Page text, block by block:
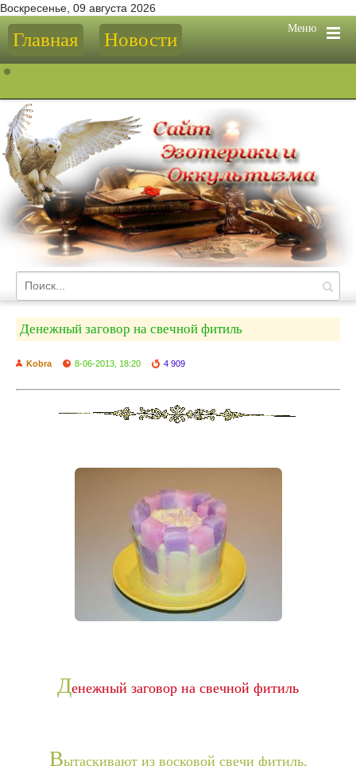
Воскресенье, 09 августа 2026
Меню
Главная Новости
Денежный заговор на свечной фитиль
Kobra 8-06-2013, 18:20 4 909
Денежный заговор на свечной фитиль
Вытаскивают из восковой свечи фитиль,